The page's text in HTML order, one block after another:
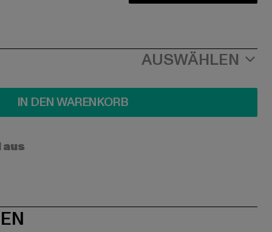
AUSWÄHLEN
IN DEN WARENKORB